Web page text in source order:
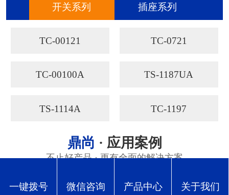
开关系列 插座系列
TC-00121 TC-0721
TC-00100A TS-1187UA
TS-1114A TC-1197
鼎尚 · 应用案例
不止好产品 · 更有全面的解决方案
汽车行业
一键拨号 微信咨询 产品中心 关于我们